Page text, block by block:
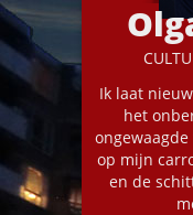
Ik laat
het
op mijn
en de